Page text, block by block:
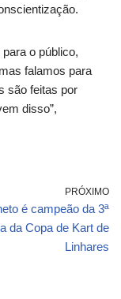
o público,
falamos para
são feitas por
disso”,
PRÓXIMO
é campeão da 3ª
da Copa de Kart de
Linhares